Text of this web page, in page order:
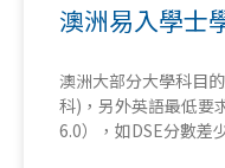
澳洲易入學士
澳洲大部分大學科目
科)，另外英語最低要
6.0），如DSE分數差